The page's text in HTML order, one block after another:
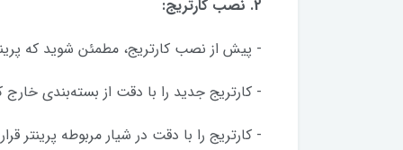
2. نصب کارتریج:
- پیش از نصب کارتریج، مطمئن شوید که
- کارتریج جدید را با دقت از بسته‌بندی خارج
- کارتریج را با دقت در شیار مربوطه پرینتر